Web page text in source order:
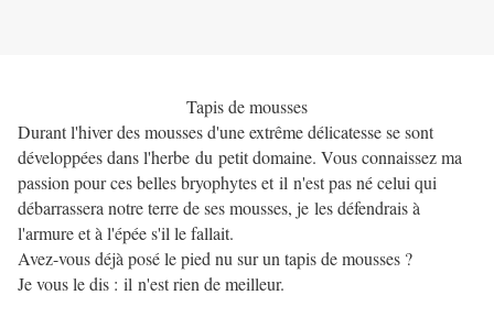
Tapis de mousses
Durant l'hiver des mousses d'une extrême délicatesse se sont
développées dans l'herbe du petit domaine. Vous connaissez ma
passion pour ces belles bryophytes et il n'est pas né celui qui
débarrassera notre terre de ses mousses, je les défendrais à
l'armure et à l'épée s'il le fallait.
Avez-vous déjà posé le pied nu sur un tapis de mousses ?
Je vous le dis : il n'est rien de meilleur.